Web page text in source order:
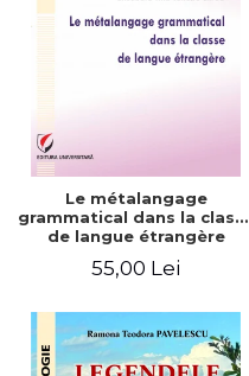
Le métalangage
grammatical dans la classe
de langue étrangère
55,00 Lei